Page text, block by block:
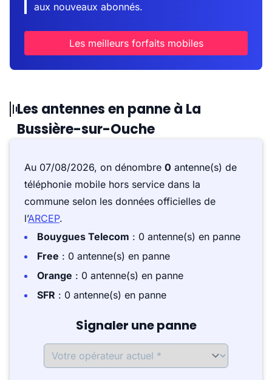
aux nouveaux abonnés.
Les meilleurs forfaits mobiles
Les antennes en panne à La
Bussière-sur-Ouche
Au 07/08/2026, on dénombre 0 antenne(s) de
téléphonie mobile hors service dans la
commune selon les données officielles de
l’ARCEP.
Bouygues Telecom : 0 antenne(s) en panne
Free : 0 antenne(s) en panne
Orange : 0 antenne(s) en panne
SFR : 0 antenne(s) en panne
Signaler une panne